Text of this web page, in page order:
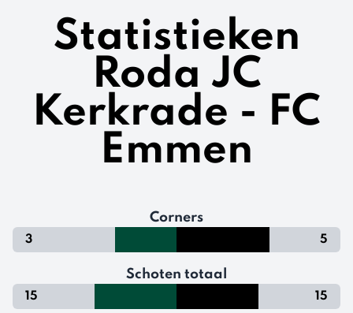
Statistieken
Roda JC
Kerkrade - FC
Emmen
Corners
3 5
Schoten totaal
15 15